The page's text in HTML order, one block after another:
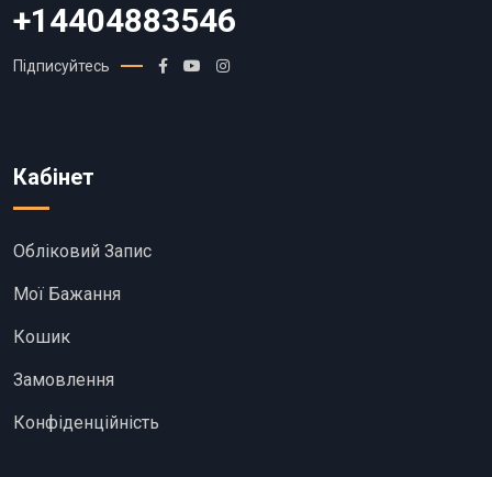
+14404883546
Підписуйтесь
Кабінет
Обліковий Запис
Мої Бажання
Кошик
Замовлення
Конфіденційність